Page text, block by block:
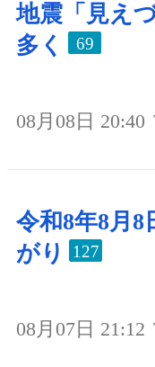
地震「見え
多く
69
08月08日 20:40
令和8年8月8
がり
127
08月07日 21:12